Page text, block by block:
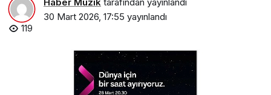
30 Mart 2026, 17:55 yayınlandı
119